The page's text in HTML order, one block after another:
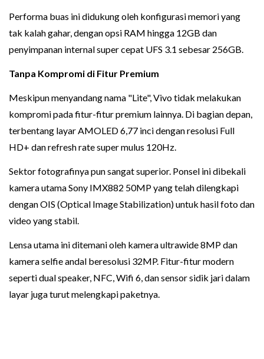
Performa buas ini didukung oleh konfigurasi memori yang
tak kalah gahar, dengan opsi RAM hingga 12GB dan
penyimpanan internal super cepat UFS 3.1 sebesar 256GB.
Tanpa Kompromi di Fitur Premium
Meskipun menyandang nama "Lite", Vivo tidak melakukan
kompromi pada fitur-fitur premium lainnya. Di bagian depan,
terbentang layar AMOLED 6,77 inci dengan resolusi Full
HD+ dan refresh rate super mulus 120Hz.
Sektor fotografinya pun sangat superior. Ponsel ini dibekali
kamera utama Sony IMX882 50MP yang telah dilengkapi
dengan OIS (Optical Image Stabilization) untuk hasil foto dan
video yang stabil.
Lensa utama ini ditemani oleh kamera ultrawide 8MP dan
kamera selfie andal beresolusi 32MP. Fitur-fitur modern
seperti dual speaker, NFC, Wifi 6, dan sensor sidik jari dalam
layar juga turut melengkapi paketnya.